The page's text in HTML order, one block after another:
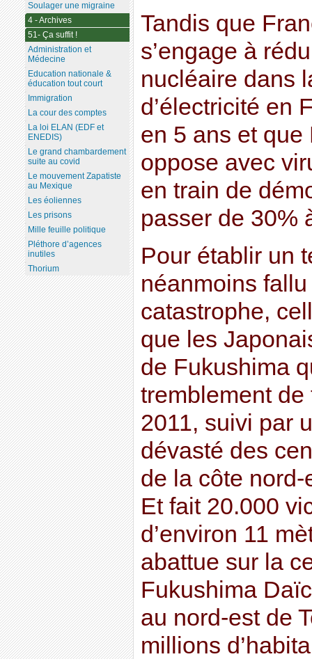
Tandis que
s’engage à
nucléaire dans
d’électricité en
en 5 ans et que
oppose avec
en train de
passer de 30%
Pour établir un
néanmoins
catastrophe,
que les
de Fukushima
tremblement de
2011, suivi par
dévasté des
de la côte nord-
Et fait 20.000
d’environ 11
abattue sur la
Fukushima
au nord-est de
millions
Soulager une migraine
4 - Archives
51- Ça suffit !
Administration et
Médecine
Education nationale &
éducation tout court
Immigration
La cour des comptes
La loi ELAN (EDF et
ENEDIS)
Le grand chambardement
suite au covid
Le mouvement Zapatiste
au Mexique
Les éoliennes
Les prisons
Mille feuille politique
Pléthore d’agences
inutiles
Thorium